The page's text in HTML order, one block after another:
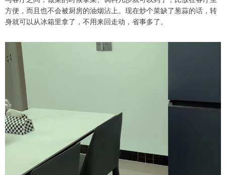
方便，而且也不会被厨房的油烟沾上。现在炒个菜缺了葱蒜的话，转
身就可以从冰箱里拿了，不用来回走动，省事多了。